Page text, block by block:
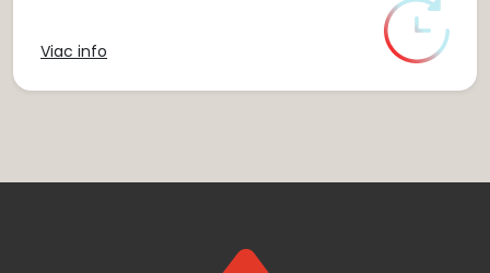
Viac info